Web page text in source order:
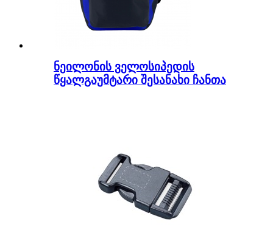
ნეილონის ველოსიპედის
წყალგაუმტარი შესანახი ჩანთა